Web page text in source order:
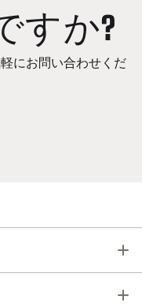
すか?
にお問い合わせくだ